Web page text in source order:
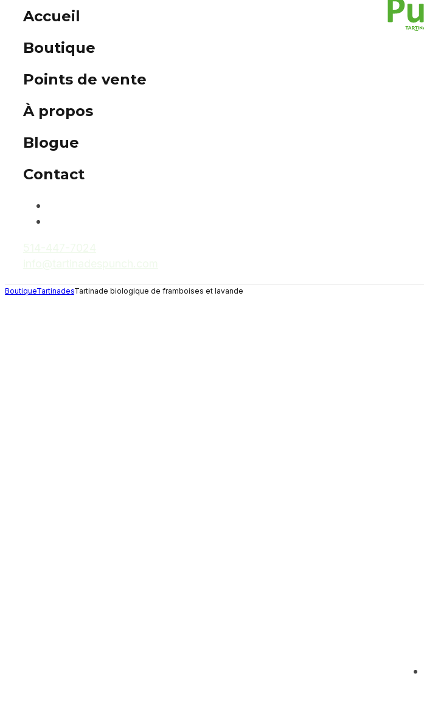
Accueil
Boutique
Points de vente
À propos
Blogue
Contact
BoutiqueTartinadesTartinade biologique de framboises et lavande